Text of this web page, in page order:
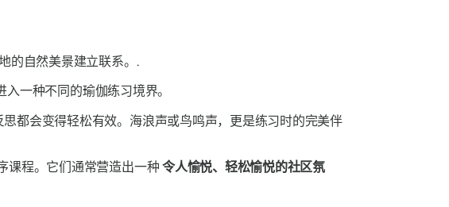
的自然美景建立联系。.
入一种不同的瑜伽练习境界。
都会变得轻松有效。海浪声或鸟鸣声，更是练习时的完美伴
课程。它们通常营造出一种令人愉悦、轻松愉悦的社区氛